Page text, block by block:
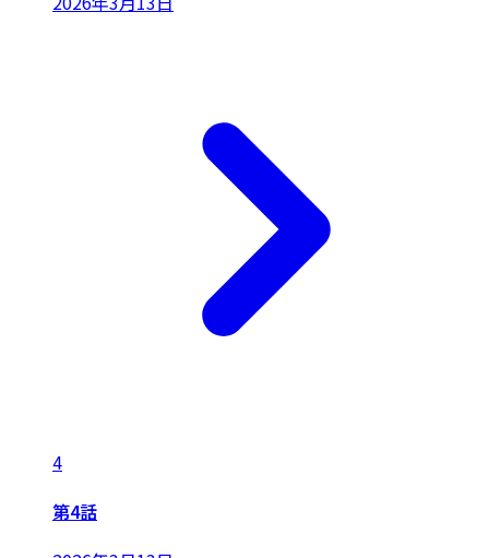
4
第4話